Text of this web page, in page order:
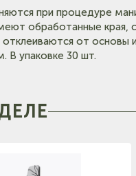
(на
карте)
при процедуре
обработанные края,
отклеиваются от основы
В упаковке 30 шт.